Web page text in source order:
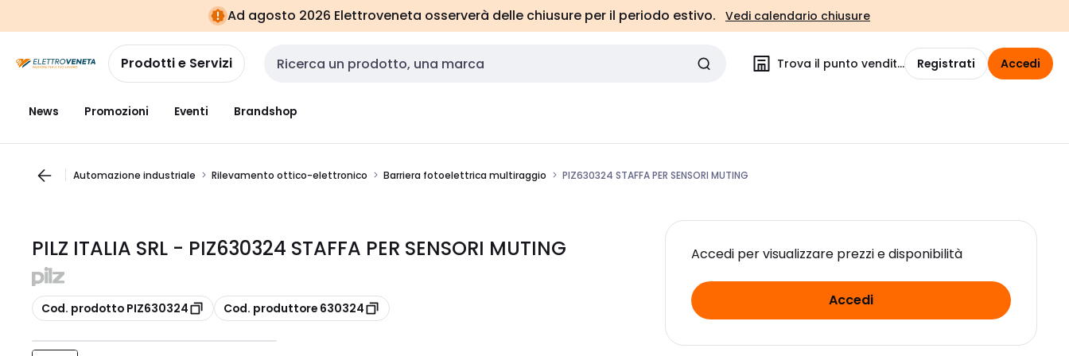
navigazionealla
pagina
Ad agosto 2026 Elettroveneta osserverà delle chiusure per il periodo estivo. Vedi calendario chiusure
Prodotti e Servizi Cerca input Trova il punto vendita Registrati Accedi
News Promozioni Eventi Brandshop
Automazione industriale Rilevamento ottico-elettronico Barriera fotoelettrica multiraggio PIZ630324 STAFFA PER SENSORI MUTING
PILZ ITALIA SRL - PIZ630324 STAFFA PER SENSORI MUTING
copia
Cod. prodotto PIZ630324 copia
Cod. produttore 630324
Accedi per visualizzare prezzi e disponibilità
Accedi